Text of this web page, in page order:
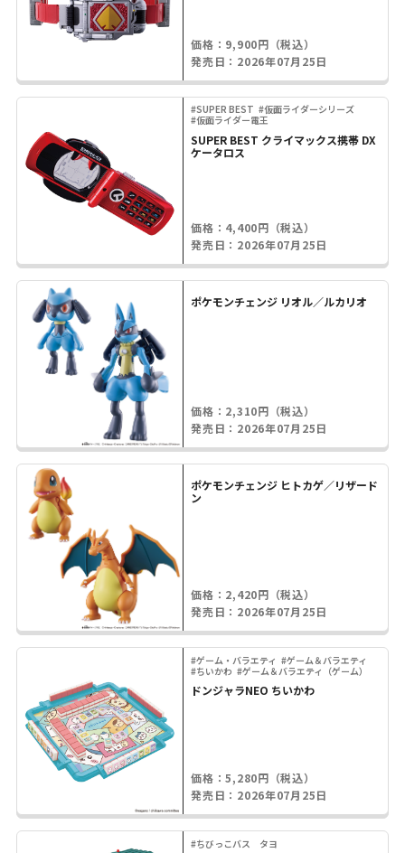
価格：9,900円（税込）
発売日：2026年07月25日
#SUPER BEST #仮面ライダーシリーズ
#仮面ライダー電王
SUPER BEST クライマックス携帯 DX
ケータロス
価格：4,400円（税込）
発売日：2026年07月25日
ポケモンチェンジ リオル／ルカリオ
価格：2,310円（税込）
発売日：2026年07月25日
ポケモンチェンジ ヒトカゲ／リザード
ン
価格：2,420円（税込）
発売日：2026年07月25日
#ゲーム・バラエティ #ゲーム＆バラエティ
#ちいかわ #ゲーム＆バラエティ（ゲーム）
ドンジャラNEO ちいかわ
価格：5,280円（税込）
発売日：2026年07月25日
#ちびっこバス タヨ